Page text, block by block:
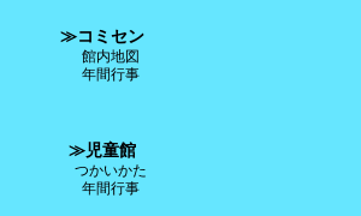
≫コミセン
館内地図
年間行事
≫児童館
つかいかた
年間行事